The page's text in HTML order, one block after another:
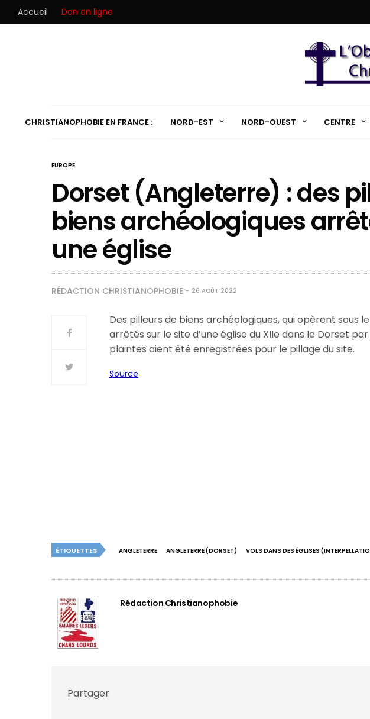
Accueil Don en ligne
CHRISTIANOPHOBIE EN FRANCE : NORD-EST NORD-OUEST CENTRE
EUROPE
Dorset (Angleterre) : des
biens archéologiques
une église
RÉDACTION CHRISTIANOPHOBIE 26 AOÛT 2022
Des pilleurs de biens archéologiques, qui opèrent sous
arrêtés sur le site d’une église du XIIe dans le Dorset
plaintes aient été enregistrées pour le pillage du site.
Source
ÉTIQUETTES ANGLETERRE ANGLETERRE (DORSET) VOLS DANS DES ÉGLISES
Rédaction Christianophobie
Partager